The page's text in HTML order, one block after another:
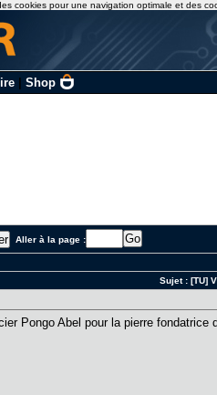
| Shop
Aller à la page :
Sujet : [TU]
Pongo Abel pour la pierre
cookies pour une navigation optimale et des